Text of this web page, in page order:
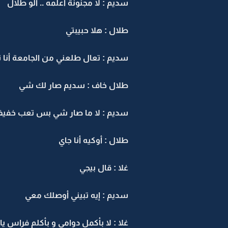
سديم : لا مجنونة أعلمه .. ألو طلال
طلال : هلا حبيبتي
سديم : تعال طلعني من الجامعة أنا
طلال خاف : سديم صار لك شي
سديم : لا ما صار شي بس تعب
طلال : أوكيه أنا جاي
غلا : قال بيجي
سديم : إيه تبيني أوصلك معي
غلا : لا بأكمل دوامي و بأكلم فراس